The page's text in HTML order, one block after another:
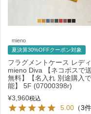
mieno
夏決算30%OFFクーポン対象
フラグメントケース レデ
mieno Diva 【ネコポスで
無料】【名入れ 別途購入
能】 5F (07000398r)
¥3,960税込
5.00 （3件